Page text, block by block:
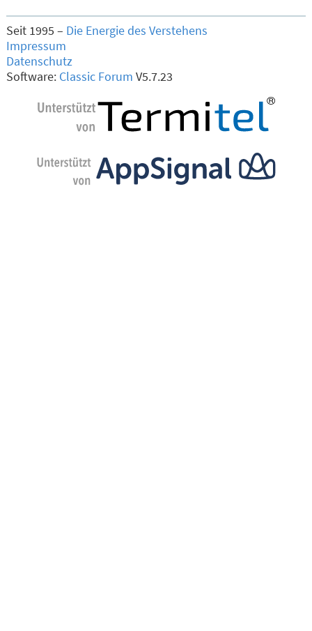
Seit 1995 – Die Energie des Verstehens
Impressum
Datenschutz
Software: Classic Forum V5.7.23